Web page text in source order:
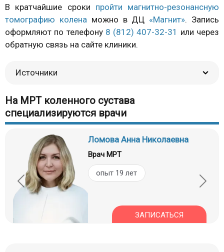
В кратчайшие сроки пройти магнитно-резонансную
томографию колена можно в ДЦ «Магнит». Запись
оформляют по телефону 8 (812) 407-32-31 или через
обратную связь на сайте клиники.
Источники
На МРТ коленного сустава
специализируются врачи
Ломова Анна Николаевна
Врач МРТ
опыт 19 лет
ЗАПИСАТЬСЯ